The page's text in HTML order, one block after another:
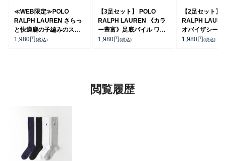
≪WEB限定≫POLO
RALPH LAUREN さらっ
と快適鹿の子編みのスニ
ーカー丈ソックス 【3足
1,980円 (税込)
【3足セット】 POLO
RALPH LAUREN 《カラ
ー豊富》足底パイル ワン
ポイントソックス ショー
1,980円(税込)
【2足セット】
RALPH
オバイザシー
ア オーガニッ
1,980円(税込)
閲覧履歴